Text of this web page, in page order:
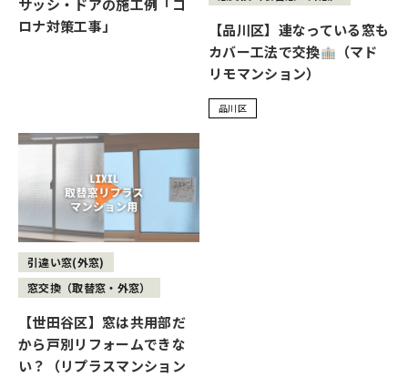
サッシ・ドアの施工例「コ
ロナ対策工事」
【品川区】連なっている窓も
カバー工法で交換
（マド
リモマンション）
品川区
引違い窓(外窓)
窓交換（取替窓・外窓）
【世田谷区】窓は共用部だ
から戸別リフォームできな
い？（リプラスマンション